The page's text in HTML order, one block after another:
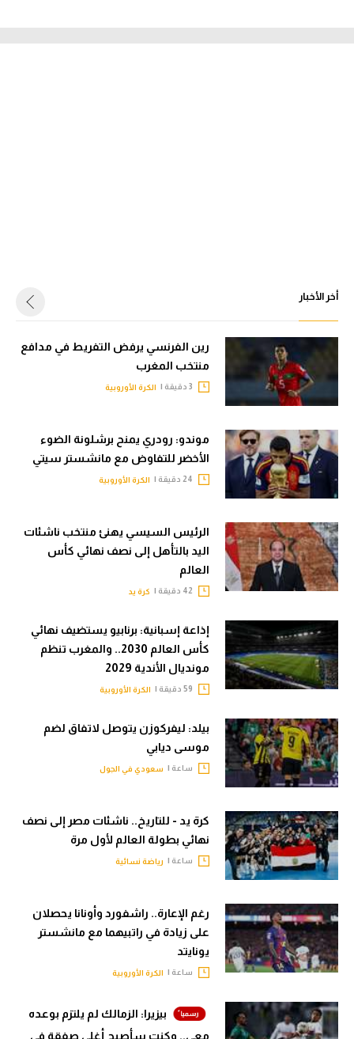
أخر الأخبار
رين الفرنسي يرفض التفريط في مدافع
منتخب المغرب
الكرة الأوروبية
موندو: رودري يمنح برشلونة الضوء
الأخضر للتفاوض مع مانشستر سيتي
الكرة الأوروبية
الرئيس السيسي يهنئ منتخب ناشئات
اليد بالتأهل إلى نصف نهائي كأس
العالم
كرة يد
إذاعة إسبانية: برنابيو يستضيف نهائي
كأس العالم 2030.. والمغرب تنظم
مونديال الأندية 2029
الكرة الأوروبية
بيلد: ليفركوزن يتوصل لاتفاق لضم
موسى ديابي
ساعة | سعودي في الجول
كرة يد - للتاريخ.. ناشئات مصر إلى نصف
نهائي بطولة العالم لأول مرة
ساعة | رياضة نسائية
رغم الإعارة.. راشفورد وأونانا يحصلان
على زيادة في راتبيهما مع مانشستر
يونايتد
ساعة | الكرة الأوروبية
بيزيرا: الزمالك لم يلتزم بوعده
معي.. وكنت سأصبح أغلى صفقة في